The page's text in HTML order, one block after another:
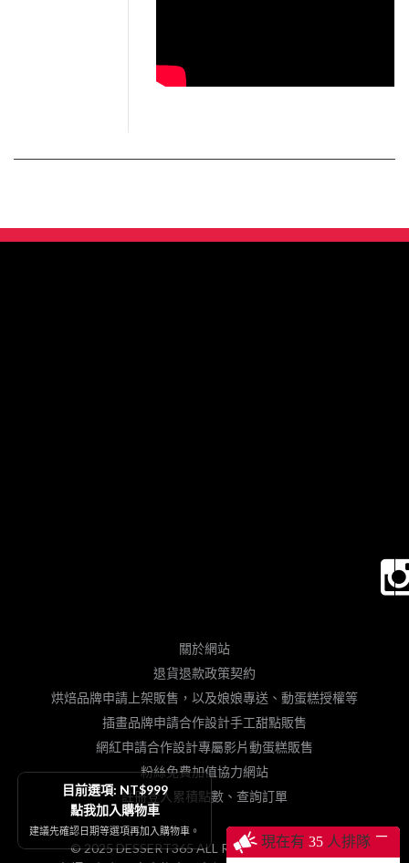
現在有 35 人排隊 ─
關於網站
退貨退款政策契約
烘焙品牌申請上架販售，以及娘娘專送、動蛋糕授權等
插畫品牌申請合作設計手工甜點販售
網紅申請合作設計專屬影片動蛋糕販售
粉絲免費加值協力網站
註冊登入累積點數、查詢訂單
© 2025 DESSERT365 ALL RIGHTS RESERVED.
目前選項: NT$999
點我加入購物車
建議先確認日期等選項再加入購物車。